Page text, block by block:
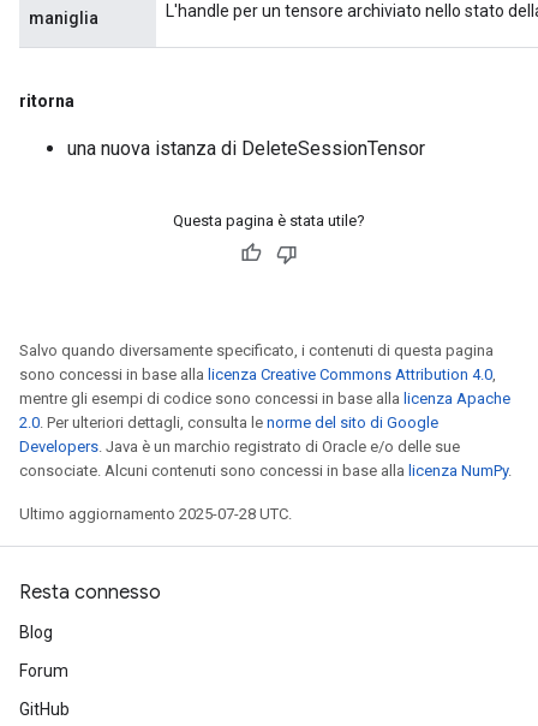
maniglia L'handle per un tensore archiviato nello stato
ritorna
una nuova istanza di DeleteSessionTensor
Questa pagina è stata utile?
Salvo quando diversamente specificato, i contenuti di questa pagina
sono concessi in base alla licenza Creative Commons Attribution 4.0,
mentre gli esempi di codice sono concessi in base alla licenza Apache
2.0. Per ulteriori dettagli, consulta le norme del sito di Google
Developers. Java è un marchio registrato di Oracle e/o delle sue
consociate. Alcuni contenuti sono concessi in base alla licenza NumPy.
Ultimo aggiornamento 2025-07-28 UTC.
Resta connesso
Blog
Forum
GitHub